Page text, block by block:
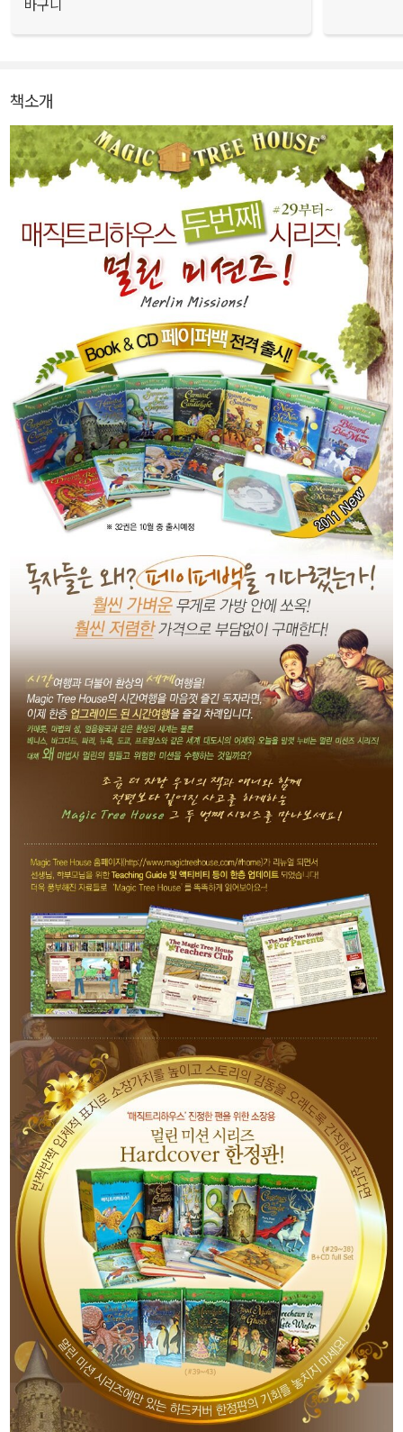
바구니
책소개